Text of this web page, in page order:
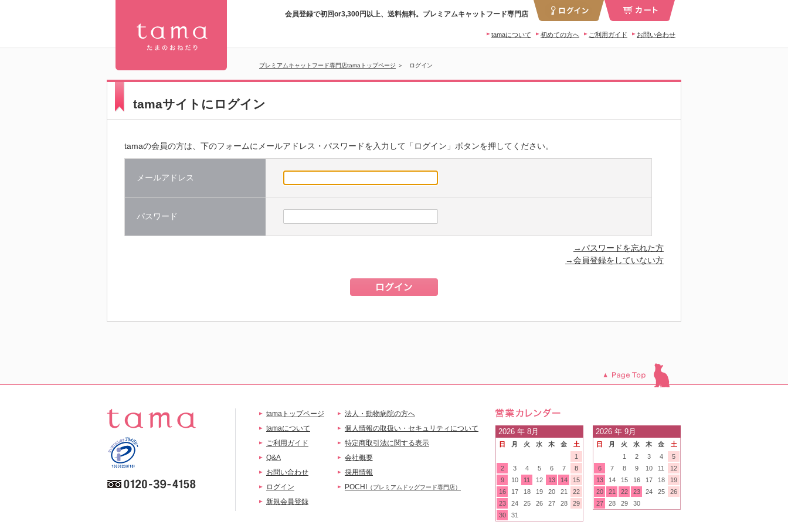
【公式】プ
レミアムキ
ャットフー
「たまのお
ねだり
会員登録で初回or3,300円以上、送料無料。プレミアムキャットフード専門店
お問い合わせ
ご利用ガイド
初めての方へ
tamaについて
プレミアムキャットフード専門店tamaトップページ ＞ ログイン
tamaサイトにログイン
tamaの会員の方は、下のフォームにメールアドレス・パスワードを入力して「ログイン」ボタンを押してください。
メールアドレス
パスワード
→パスワードを忘れた方
→会員登録をしていない方
tamaトップページ
tamaについて
ご利用ガイド
Q&A
お問い合わせ
ログイン
新規会員登録
法人・動物病院の方へ
個人情報の取扱い・セキュリティについて
特定商取引法に関する表示
会社概要
採用情報
POCHI
（プレミアムドッグフード専門店）
営業日の
ご案内
2026 年 8月
日 月 火 水 木 金
土
1
2
3 4 5 6 7
8
9
10 11 12 13 14
15
16
17 18 19 20 21
22
23
24 25 26 27 28
29
30
31
2026 年 9月
日 月 火 水 木 金
土
1
2 3 4
5
6
7 8 9 10 11
12
13
14 15 16 17 18
19
20
21 22 23 24 25
26
27
28 29 30